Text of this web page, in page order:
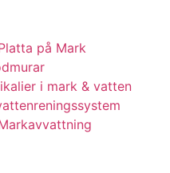
på Mark
i mark & vatten